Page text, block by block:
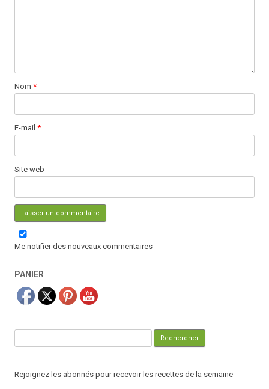
Nom *
E-mail *
Site web
Me notifier des nouveaux commentaires
PANIER
Rejoignez les abonnés pour recevoir les recettes de la semaine